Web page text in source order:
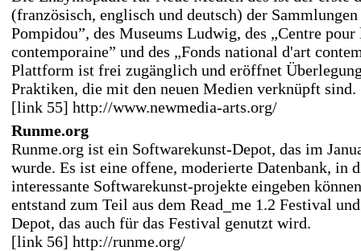
(französisch, englisch und deutsch) der Sammlungen
Pompidou”, des Museums Ludwig, des „Centre
contemporaine” und des „Fonds national d'art
Plattform ist frei zugänglich und eröffnet
Praktiken, die mit den neuen Medien verknüpft sind.
[link 55] http://www.newmedia-arts.org/
Runme.org
Runme.org ist ein Softwarekunst-Depot, das im
wurde. Es ist eine offene, moderierte Datenbank, in
interessante Softwarekunst-projekte eingeben
entstand zum Teil aus dem Read_me 1.2 Festival
Depot, das auch für das Festival genutzt wird.
[link 56] http://runme.org/